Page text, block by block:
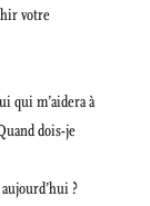
votre
qui m’aidera à
dois-je
?